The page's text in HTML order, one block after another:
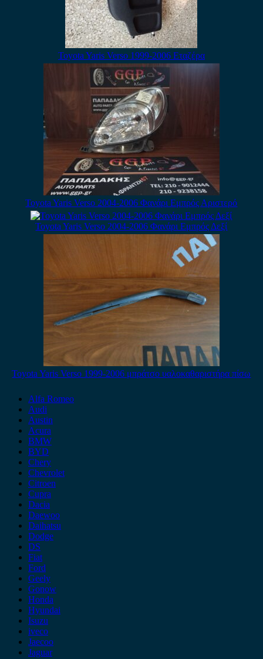
Toyota Yaris Verso 1999-2006 Εταζέρα
Toyota Yaris Verso 2004-2006 Φανάρι Εμπρός Αριστερό
Toyota Yaris Verso 2004-2006 Φανάρι Εμπρός Δεξί
Toyota Yaris Verso 1999-2006 μπράτσο υαλοκαθαριστήρα πίσω
Alfa Romeo
Audi
Austin
Acura
BMW
BYD
Chery
Chevrolet
Citroen
Cupra
Dacia
Daewoo
Daihatsu
Dodge
DS
Fiat
Ford
Geely
Gonow
Honda
Hyundai
Isuzu
iveco
Jaecoo
Jaguar